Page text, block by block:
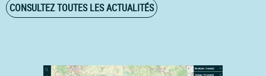
CONSULTEZ TOUTES LES ACTUALITÉS